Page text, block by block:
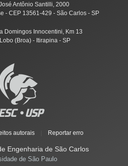
Antônio Santilli, 2000
- CEP 13561-429 - São Carlos - SP
Domingos Innocentini, Km 13
(Broa) - Itirapina - SP
autorais Reportar erro
Engenharia de São Carlos
de São Paulo